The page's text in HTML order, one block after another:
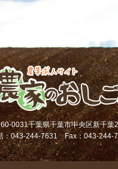
0031千葉県千葉市中央区新千
：043-244-7631 Fax：043-244-